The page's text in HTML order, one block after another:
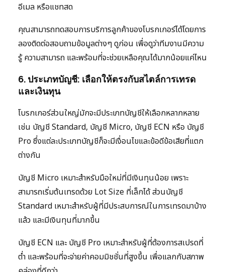
อีเมล หรือแชทสด
คุณสามารถทดสอบการบริการลูกค้าของโบรกเกอร์ได้โดยการ
ลองติดต่อสอบถามข้อมูลต่างๆ ดูก่อน เพื่อดูว่าทีมงานมีความ
รู้ ความสามารถ และพร้อมที่จะช่วยเหลือคุณได้มากน้อยแค่ไหน
6. ประเภทบัญชี: เลือกให้ตรงกับสไตล์การเทรด
และเงินทุน
โบรกเกอร์ส่วนใหญ่มักจะมีประเภทบัญชีให้เลือกหลากหลาย
เช่น บัญชี Standard, บัญชี Micro, บัญชี ECN หรือ บัญชี
Pro ซึ่งแต่ละประเภทบัญชีก็จะมีเงื่อนไขและข้อดีข้อเสียที่แตก
ต่างกัน
บัญชี Micro เหมาะสำหรับมือใหม่ที่มีเงินทุนน้อย เพราะ
สามารถเริ่มต้นเทรดด้วย Lot Size ที่เล็กได้ ส่วนบัญชี
Standard เหมาะสำหรับผู้ที่มีประสบการณ์ในการเทรดมาบ้าง
แล้ว และมีเงินทุนที่มากขึ้น
บัญชี ECN และ บัญชี Pro เหมาะสำหรับผู้ที่ต้องการสเปรดที่
ต่ำ และพร้อมที่จะจ่ายค่าคอมมิชชั่นที่สูงขึ้น เพื่อแลกกับสภาพ